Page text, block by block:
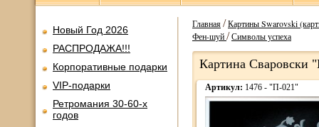
Новый Год 2026
РАСПРОДАЖА!!!
Корпоративные подарки
VIP-подарки
Ретромания 30-60-х
годов
Главная/Картины Swarovski
Фен-шуй/Символы успеха
Картина Сваровски
Артикул: 1476 - "П-021"